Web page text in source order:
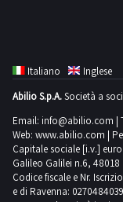
Italiano
Inglese
Abilio S.p.A.Società a
Email: info@abilio.com |
Web: www.abilio.com |
Capitale sociale [i.v.] euro
Galileo Galilei n.6, 48018
Codice fiscale e Nr.
e di Ravenna: